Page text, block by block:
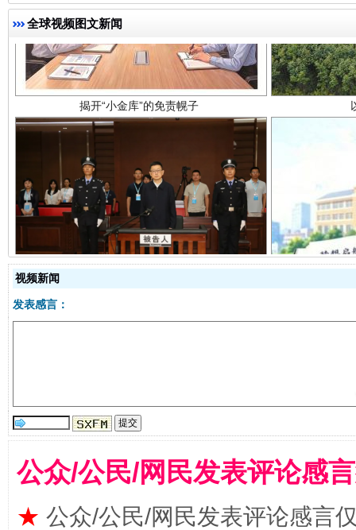
全球视频图文新闻
受贿1.44亿！段成刚被判无期 从幼
全民健身五年计划来了！等你上场
视频新闻
发表感言：
公众/公民/网民发表评论感
★ 公众/公民/网民发表评论感言